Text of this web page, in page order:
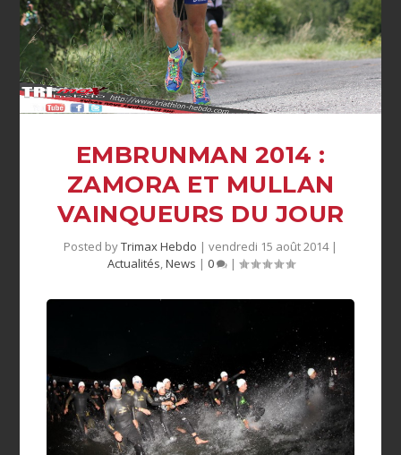
EMBRUNMAN 2014 :
ZAMORA ET MULLAN
VAINQUEURS DU JOUR
Posted byTrimax Hebdo | vendredi 15 août 2014|
Actualités,News | 0 |